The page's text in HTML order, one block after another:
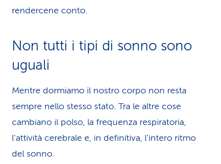
rendercene conto.
Non tutti i tipi di sonno sono
uguali
Mentre dormiamo il nostro corpo non resta
sempre nello stesso stato. Tra le altre cose
cambiano il polso, la frequenza respiratoria,
l’attività cerebrale e, in definitiva, l’intero ritmo
del sonno.